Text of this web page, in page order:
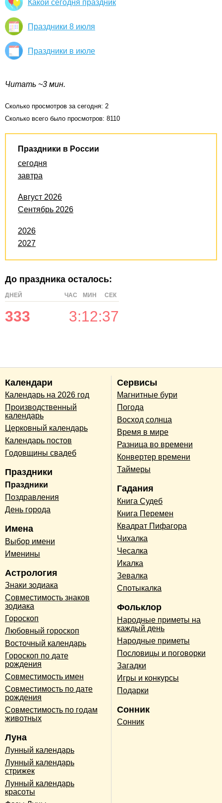
Какой сегодня праздник
Праздники 8 июля
Праздники в июле
Читать ~3 мин.
Сколько просмотров за сегодня: 2
Сколько всего было просмотров: 8110
Праздники в России
сегодня
завтра
Август 2026
Сентябрь 2026
2026
2027
До праздника осталось:
ДНЕЙ ЧАС МИН СЕК
333 3:12:36
Календари
Календарь на 2026 год
Производственный
календарь
Церковный календарь
Календарь постов
Годовщины свадеб
Праздники
Праздники
Поздравления
День города
Имена
Выбор имени
Именины
Астрология
Знаки зодиака
Совместимость знаков
зодиака
Гороскоп
Любовный гороскоп
Восточный календарь
Гороскоп по дате
рождения
Совместимость имен
Совместимость по дате
рождения
Совместимость по годам
животных
Луна
Лунный календарь
Лунный календарь
стрижек
Лунный календарь
красоты
Сервисы
Магнитные бури
Погода
Восход солнца
Время в мире
Разница во времени
Конвертер времени
Таймеры
Гадания
Книга Судеб
Книга Перемен
Квадрат Пифагора
Чихалка
Чесалка
Икалка
Зевалка
Спотыкалка
Фольклор
Народные приметы на
каждый день
Народные приметы
Пословицы и поговорки
Загадки
Игры и конкурсы
Подарки
Сонник
Сонник